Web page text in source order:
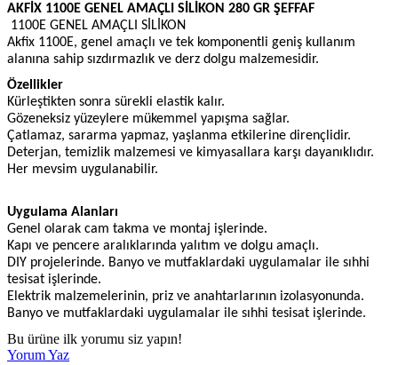
AKFİX 1100E GENEL AMAÇLI SİLİKON 280 GR ŞEFFAF
1100E GENEL AMAÇLI SİLİKON
Akfix 1100E, genel amaçlı ve tek komponentli geniş kullanım
alanına sahip sızdırmazlık ve derz dolgu malzemesidir.
Özellikler
Kürleştikten sonra sürekli elastik kalır.
Gözeneksiz yüzeylere mükemmel yapışma sağlar.
Çatlamaz, sararma yapmaz, yaşlanma etkilerine dirençlidir.
Deterjan, temizlik malzemesi ve kimyasallara karşı dayanıklıdır.
Her mevsim uygulanabilir.
Uygulama Alanları
Genel olarak cam takma ve montaj işlerinde.
Kapı ve pencere aralıklarında yalıtım ve dolgu amaçlı.
DIY projelerinde. Banyo ve mutfaklardaki uygulamalar ile sıhhi
tesisat işlerinde.
Elektrik malzemelerinin, priz ve anahtarlarının izolasyonunda.
Banyo ve mutfaklardaki uygulamalar ile sıhhi tesisat işlerinde.
Bu ürüne ilk yorumu siz yapın!
Yorum Yaz